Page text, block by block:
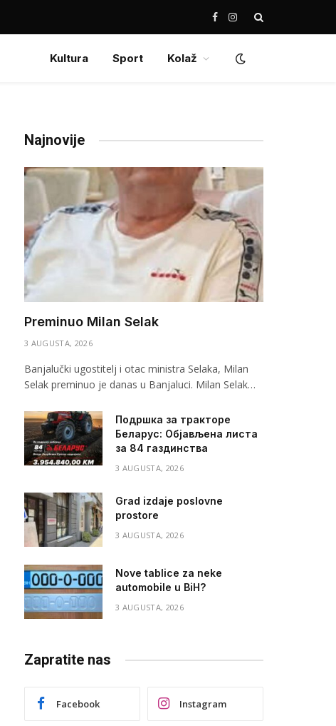
Facebook
Instagram
Kultura Sport Kolaž
Najnovije
Preminuo Milan Selak
3 AUGUSTA, 2026
Banjalučki ugostitelj i otac ministra Selaka, Milan
Selak preminuo je danas u Banjaluci. Milan Selak…
Подршка за тракторе
Беларус: Објављена листа
за 84 газдинства
3 AUGUSTA, 2026
Grad izdaje poslovne
prostore
3 AUGUSTA, 2026
Nove tablice za neke
automobile u BiH?
3 AUGUSTA, 2026
Zapratite nas
Facebook Instagram